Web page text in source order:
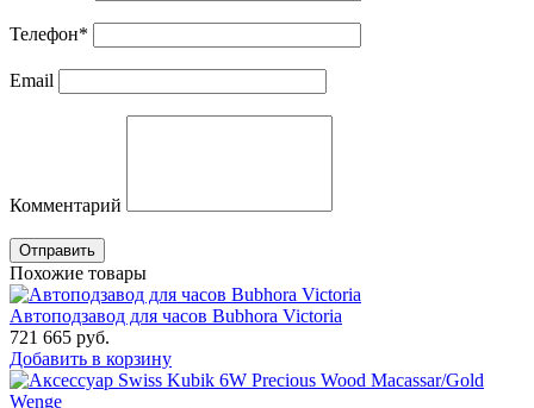
Телефон*
Email
Комментарий
Отправить
Похожие товары
Автоподзавод для часов Bubhora Victoria
721 665 руб.
Добавить в корзину